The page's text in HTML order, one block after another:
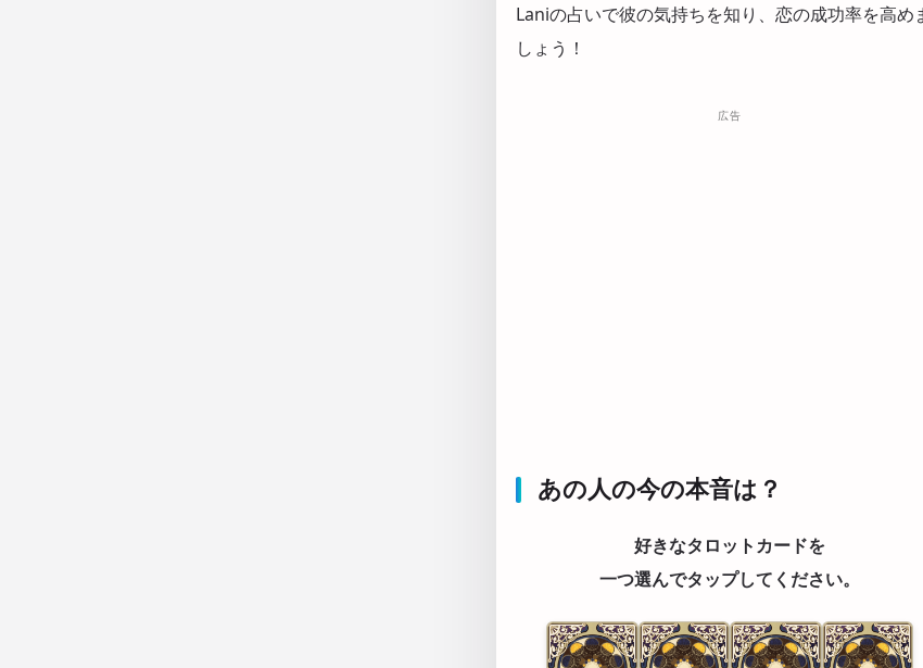
Laniの占いで彼の気持ちを知り、恋の成功率を高め
しょう！
広告
あの人の今の本音は？
好きなタロットカードを
一つ選んでタップしてください。